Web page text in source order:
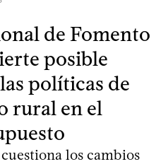
de Fomento
posible
políticas de
rural en el
los cambios